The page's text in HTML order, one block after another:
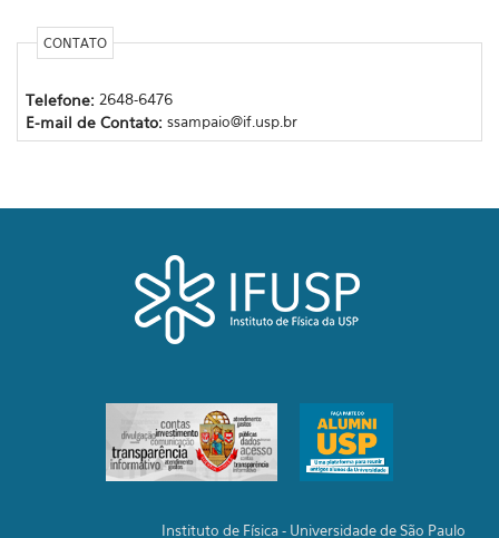
CONTATO
Telefone: 2648-6476
E-mail de Contato: ssampaio@if.usp.br
Instituto de Física - Universidade de São Paulo